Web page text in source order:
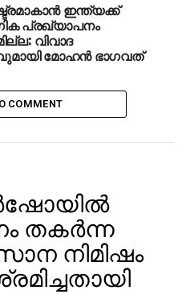
വാഹനവും
മരണം
ഇന്ത്യക്ക്
പ്രഖ്യാപനം
വിവാദ
മോഹന്‍ ഭാഗവത്
COMMENT
തകര്‍ന്ന
നിമിഷം